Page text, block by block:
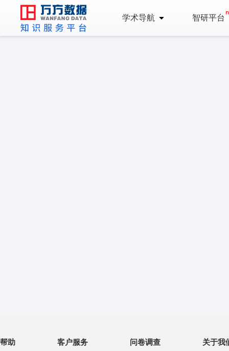
学术导航 智研平台
帮助 客户服务 问卷调查 关于我